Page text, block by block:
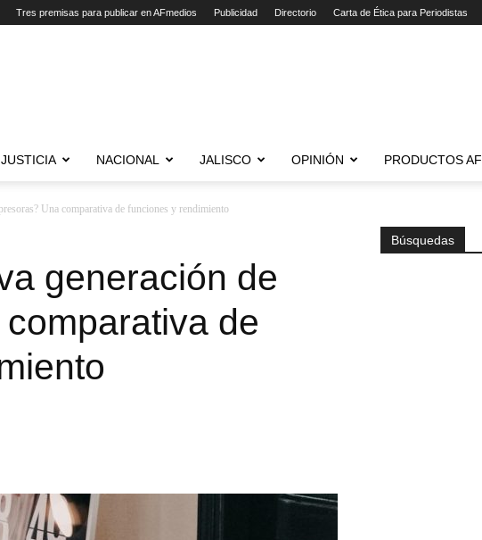
Tres premisas para publicar en AFmedios Publicidad Directorio Carta de Ética para Periodistas
JUSTICIA NACIONAL JALISCO OPINIÓN PRODUCTOS AF
Una comparativa de funciones y rendimiento
generación de
de
Búsquedas